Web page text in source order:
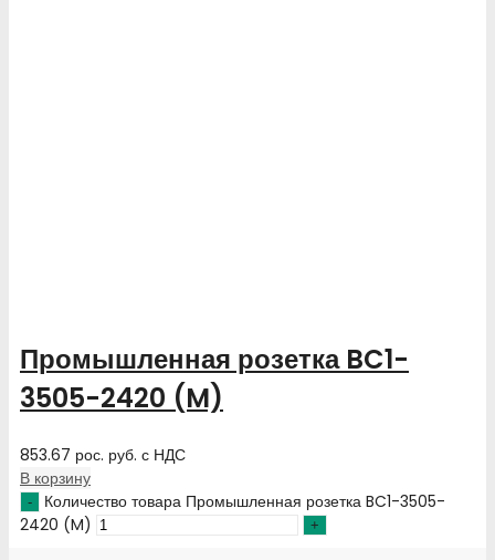
Промышленная розетка BC1-
3505-2420 (M)
853.67 рос. руб. с НДС
В корзину
Количество товара Промышленная розетка BC1-3505-
2420 (M)